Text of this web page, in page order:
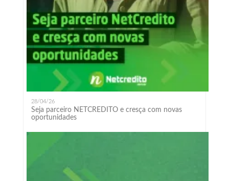
28/04/26
Seja parceiro NETCREDITO e cresça com novas
oportunidades